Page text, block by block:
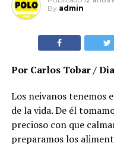
By admin
Por Carlos Tobar /
Los neivanos tenemos
de la vida. De él
precioso con que
preparamos los